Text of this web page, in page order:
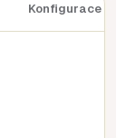
Konfigurace